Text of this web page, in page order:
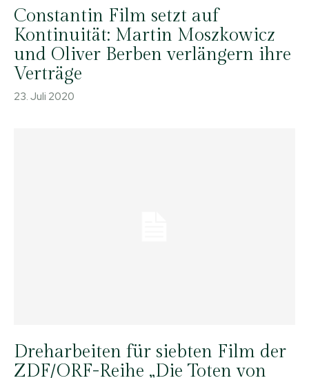
Constantin Film setzt auf
Kontinuität: Martin Moszkowicz
und Oliver Berben verlängern ihre
Verträge
23. Juli 2020
Dreharbeiten für siebten Film der
ZDF/ORF-Reihe „Die Toten von